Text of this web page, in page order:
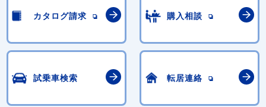
カタログ請求 購入相談
試乗車検索 転居連絡